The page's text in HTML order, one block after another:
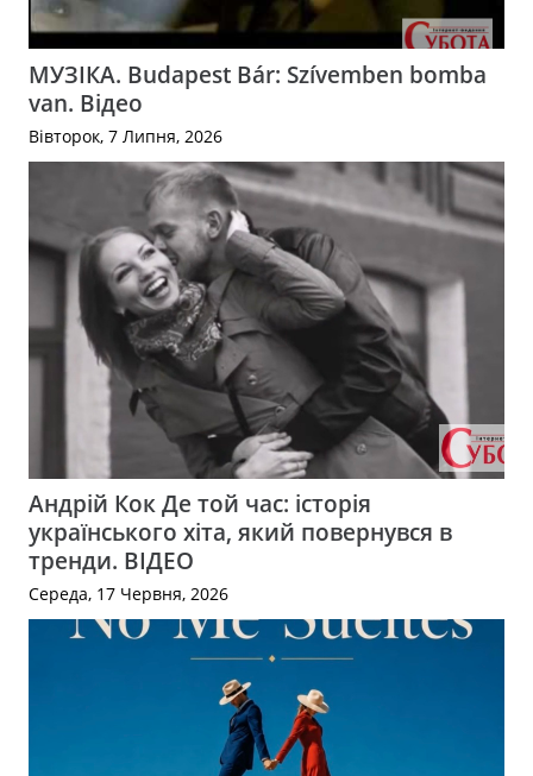
МУЗІКА. Budapest Bár: Szívemben bomba
van. Відео
Вівторок, 7 Липня, 2026
Андрій Кок Де той час: історія
українського хіта, який повернувся в
тренди. ВІДЕО
Середа, 17 Червня, 2026